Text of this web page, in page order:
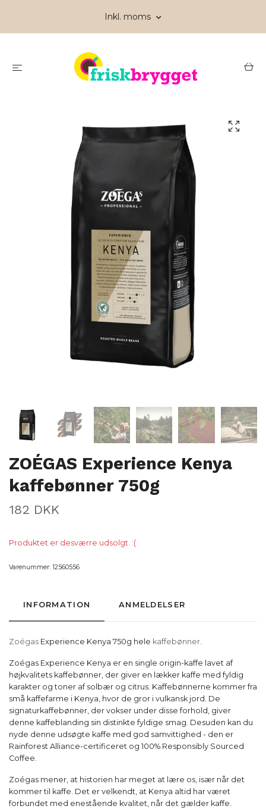
Inkl. moms
ZOÉGAS Experience Kenya
kaffebønner 750g
182 DKK
Produktet er desværre udsolgt. :(
Varenummer: 12560556
INFORMATION ANMELDELSER
Zoégas Experience Kenya 750g hele kaffebønner.
Zoégas Experience Kenya er en single origin-kaffe lavet af
højkvalitets kaffebønner, der giver en lækker kaffe med fyldig
karakter og toner af solbær og citrus. Kaffebønnerne kommer fra
små kaffefarme i Kenya, hvor de gror i vulkansk jord. De
signaturkaffebønner, der vokser under disse forhold, giver
denne kaffeblanding sin distinkte fyldige smag. Desuden kan du
nyde denne udsøgte kaffe med god samvittighed - den er
Rainforest Alliance-certificeret og 100% Responsibly Sourced
Coffee.
Zoégas mener, at historien har meget at lære os, især når det
kommer til kaffe. Det er velkendt, at Kenya altid har været
forbundet med enestående kvalitet, når det gælder kaffe.